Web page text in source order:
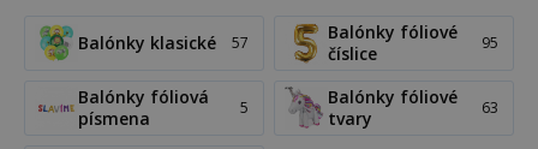
Balónky klasické 57
Balónky fóliové
číslice
95
Balónky fóliová
písmena
5
Balónky fóliové
tvary
63